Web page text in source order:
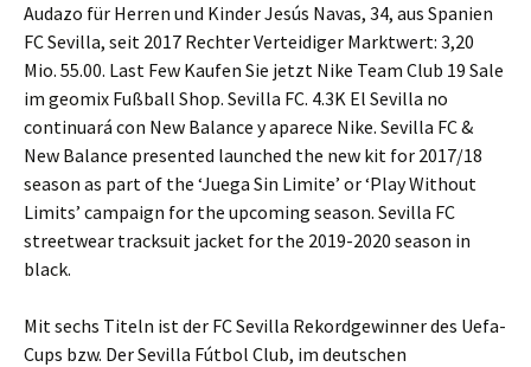
Audazo für Herren und Kinder Jesús Navas, 34, aus Spanien
FC Sevilla, seit 2017 Rechter Verteidiger Marktwert: 3,20
Mio. 55.00. Last Few Kaufen Sie jetzt Nike Team Club 19 Sale
im geomix Fußball Shop. Sevilla FC. 4.3K El Sevilla no
continuará con New Balance y aparece Nike. Sevilla FC &
New Balance presented launched the new kit for 2017/18
season as part of the ‘Juega Sin Limite’ or ‘Play Without
Limits’ campaign for the upcoming season. Sevilla FC
streetwear tracksuit jacket for the 2019-2020 season in
black.
Mit sechs Titeln ist der FC Sevilla Rekordgewinner des Uefa-
Cups bzw. Der Sevilla Fútbol Club, im deutschen